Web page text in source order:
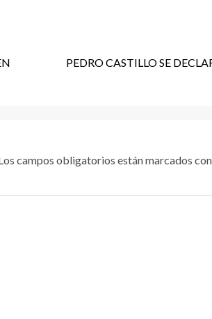
PEDRO CASTILLO SE
campos obligatorios están marcados con